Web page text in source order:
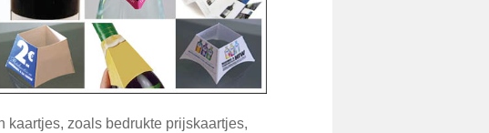
kaartjes, zoals bedrukte prijskaartjes,